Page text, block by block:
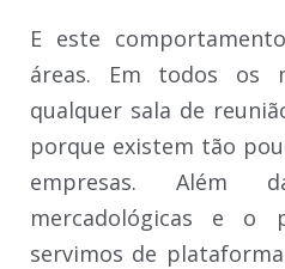
E este
áreas. Em todos os
qualquer sala de
porque existem tão
empresas. Além
mercadológicas e o
servimos de